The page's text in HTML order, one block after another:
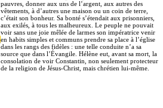
pauvres, donner aux uns de l’argent, aux autres des
vêtements, à d’autres une maison ou un coin de terre,
c’était son bonheur. Sa bonté s’étendait aux prisonniers,
aux exilés, à tous les malheureux. Le peuple ne pouvait
voir sans une joie mêlée de larmes son impératrice venir
en habits simples et communs prendre sa place à l’église
dans les rangs des fidèles : une telle conduite n’a sa
source que dans l’Évangile. Hélène eut, avant sa mort, la
consolation de voir Constantin, non seulement protecteur
de la religion de Jésus-Christ, mais chrétien lui-même.